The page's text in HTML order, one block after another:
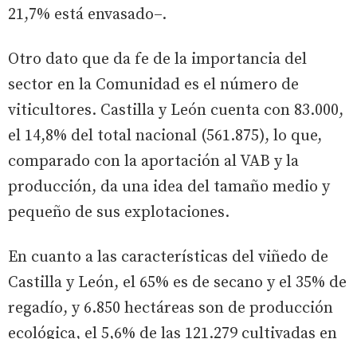
21,7% está envasado–.
Otro dato que da fe de la importancia del
sector en la Comunidad es el número de
viticultores. Castilla y León cuenta con 83.000,
el 14,8% del total nacional (561.875), lo que,
comparado con la aportación al VAB y la
producción, da una idea del tamaño medio y
pequeño de sus explotaciones.
En cuanto a las características del viñedo de
Castilla y León, el 65% es de secano y el 35% de
regadío, y 6.850 hectáreas son de producción
ecológica, el 5,6% de las 121.279 cultivadas en